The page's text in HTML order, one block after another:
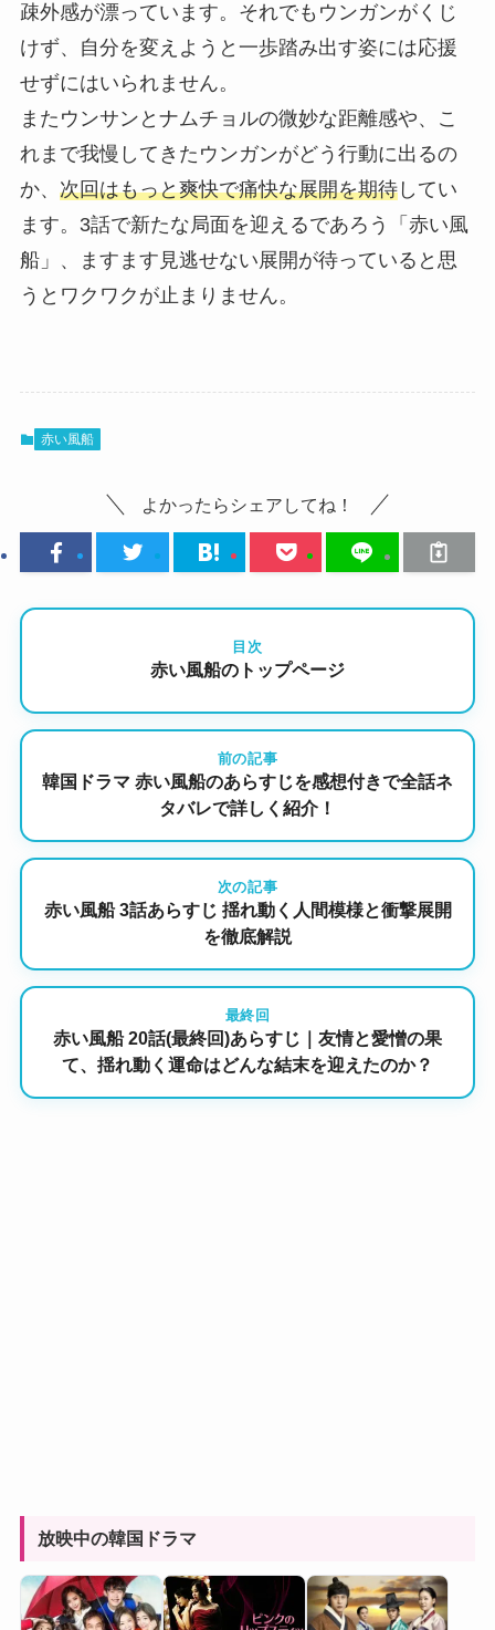
疎外感が漂っています。それでもウンガンがくじ
けず、自分を変えようと一歩踏み出す姿には応援
せずにはいられません。
またウンサンとナムチョルの微妙な距離感や、こ
れまで我慢してきたウンガンがどう行動に出るの
か、 次回はもっと爽快で痛快な展開を期待してい
ます。3話で新たな局面を迎えるであろう「赤い風
船」、ますます見逃せない展開が待っていると思
うとワクワクが止まりません。
赤い風船
よかったらシェアしてね！
目次
赤い風船のトップページ
前の記事
韓国ドラマ 赤い風船のあらすじを感想付きで全話ネ
タバレで詳しく紹介！
次の記事
赤い風船 3話あらすじ 揺れ動く人間模様と衝撃展開
を徹底解説
最終回
赤い風船 20話(最終回)あらすじ｜友情と愛憎の果
て、揺れ動く運命はどんな結末を迎えたのか？
放映中の韓国ドラマ